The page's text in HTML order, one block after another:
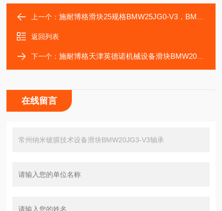
上一个：施耐博格滑块25规格BMW25JG0-V3，BMW25JG0-V2轴承
返回列表
下一个：施耐博格天津英德诺机械设备滑块BMW20JG2-V3轴承
在线留言